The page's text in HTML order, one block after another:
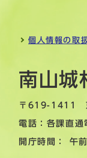
個人情報の取
南山城
〒619-1411
電話：各課直
開庁時間： 午